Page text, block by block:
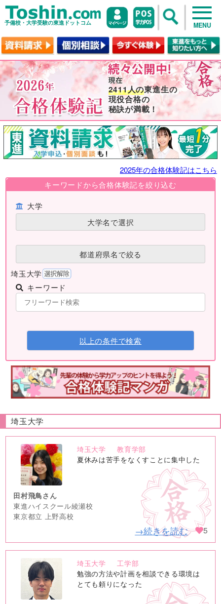
予備校・大学受験の東進ドットコム MENU
2411人の東進生の
現役合格の
秘訣が満載！
2025年の合格体験記はこちら
キーワードから合格体験記を絞り込む
大学
大学名で選択
都道府県名で絞る
埼玉大学
キーワード
以上の条件で検索
埼玉大学
no
image
埼玉大学
教育学部
夏休みは苦手をなくすことに集中した
田村飛鳥さん
東進ハイスクール綾瀬校
東京都立 上野高校
→続きを読む 5
no
image
埼玉大学
工学部
勉強の方法や計画を相談できる環境は
とても頼りになった